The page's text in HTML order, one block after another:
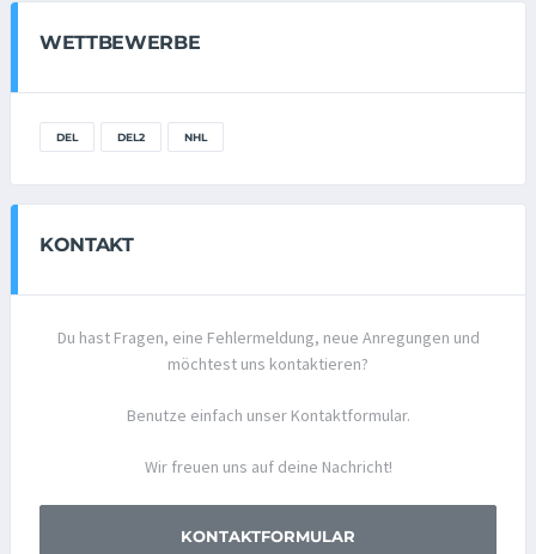
WETTBEWERBE
DEL DEL2 NHL
KONTAKT
Du hast Fragen, eine Fehlermeldung, neue Anregungen und
möchtest uns kontaktieren?
Benutze einfach unser Kontaktformular.
Wir freuen uns auf deine Nachricht!
KONTAKTFORMULAR